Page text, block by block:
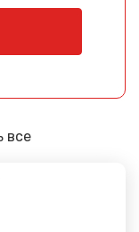
все